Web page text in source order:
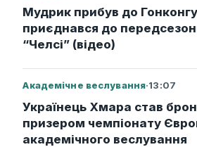
Мудрик прибув до
приєднався до
“Челсі” (відео)
Академічне веслування·13:07
Українець Хмара став
призером чемпіонату
академічного веслування